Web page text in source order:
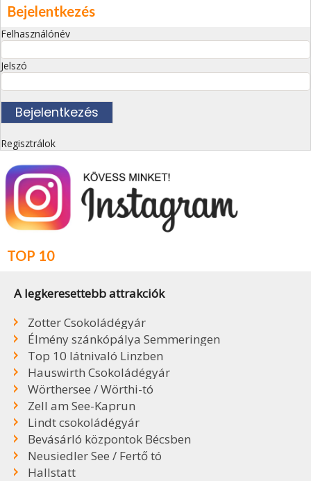
Bejelentkezés
Felhasználónév
Jelszó
Regisztrálok
TOP 10
A legkeresettebb attrakciók
Zotter Csokoládégyár
Élmény szánkópálya Semmeringen
Top 10 látnivaló Linzben
Hauswirth Csokoládégyár
Wörthersee / Wörthi-tó
Zell am See-Kaprun
Lindt csokoládégyár
Bevásárló központok Bécsben
Neusiedler See / Fertő tó
Hallstatt